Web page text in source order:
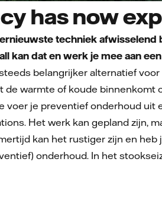
has now
techniek
kan dat en werk je mee aan
belangrijker alternatief
de warmte of koude
voer je preventief onderhoud uit
Het werk kan gepland zijn,
kan het rustiger zijn en
onderhoud. In het